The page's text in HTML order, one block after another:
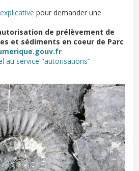
pour demander une
de prélèvement de
et sédiments en coeur de Parc
au service "autorisations"